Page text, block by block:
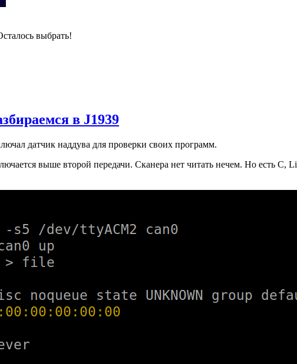
выбрать!
в J1939
датчик наддува для проверки своих программ.
выше второй передачи. Сканера нет читать нечем. Но есть C,